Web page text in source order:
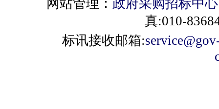
网站管理： 政府采购招标中心
真:010-
标讯接收邮箱: